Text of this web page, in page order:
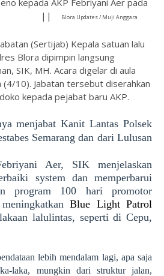
kepada AKP Febriyani Aer pada
Blora Updates / Muji Anggara
(Sertijab) Kepala satuan lalu
Blora dipimpin langsung
SIK, MH. Acara digelar di aula
(4/10). Jabatan tersebut diserahkan
kepada pejabat baru AKP.
menjabat Kanit Lantas Polsek
Semarang dan dari Lulusan
Aer, SIK menjelaskan
system dan memperbarui
program 100 hari promotor
Blue Light Patrol
lalulintas, seperti di Cepu,
lebih mendalam lagi, apa saja
laka, mungkin dari struktur jalan,